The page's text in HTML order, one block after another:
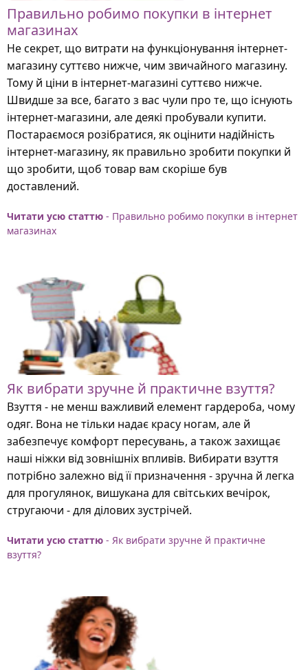
Правильно робимо покупки в інтернет
магазинах
Не секрет, що витрати на функціонування інтернет-
магазину суттєво нижче, чим звичайного магазину.
Тому й ціни в інтернет-магазині суттєво нижче.
Швидше за все, багато з вас чули про те, що існують
інтернет-магазини, але деякі пробували купити.
Постараємося розібратися, як оцінити надійність
інтернет-магазину, як правильно зробити покупки й
що зробити, щоб товар вам скоріше був
доставлений.
Читати усю статтю - Правильно робимо покупки в інтернет
магазинах
Як вибрати зручне й практичне взуття?
Взуття - не менш важливий елемент гардероба, чому
одяг. Вона не тільки надає красу ногам, але й
забезпечує комфорт пересувань, а також захищає
наші ніжки від зовнішніх впливів. Вибирати взуття
потрібно залежно від її призначення - зручна й легка
для прогулянок, вишукана для світських вечірок,
стругаючи - для ділових зустрічей.
Читати усю статтю - Як вибрати зручне й практичне
взуття?